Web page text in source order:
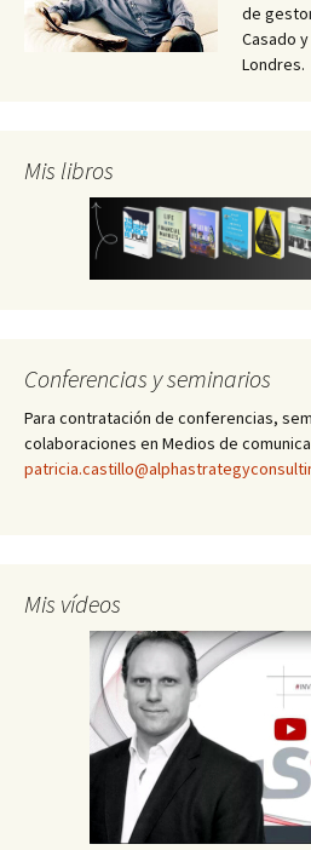
de
Casado
Londres.
Mis libros
Conferencias y seminarios
Para contratación de conferencias,
colaboraciones en Medios de
Mis vídeos